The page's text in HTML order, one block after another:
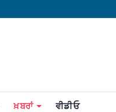
ਖ਼ਬਰਾਂ ਵੀਡੀਓ